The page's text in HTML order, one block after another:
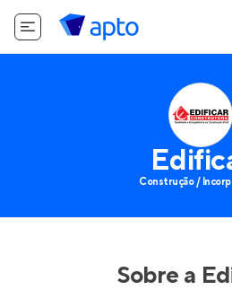
Construção /
Sobre a